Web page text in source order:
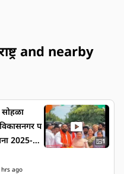
and nearby
सोहळा
प
2025-26
शिवसेना
1
ago